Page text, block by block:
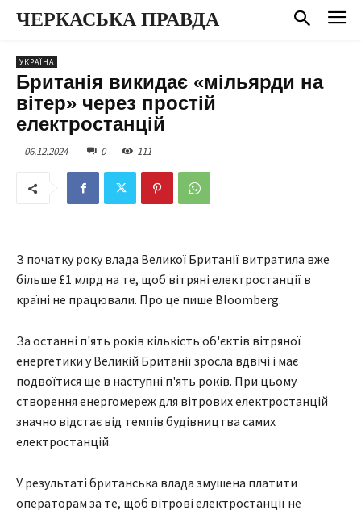
ЧЕРКАСЬКА ПРАВДА
УКРАЇНА
Британія викидає «мільярди на
вітер» через простій
електростанцій
06.12.2024 0 111
З початку року влада Великої Британії витратила вже
більше £1 млрд на те, щоб вітряні електростанції в
країні не працювали. Про це пише Bloomberg.
За останні п'ять років кількість об'єктів вітряної
енергетики у Великій Британії зросла вдвічі і має
подвоїтися ще в наступні п'ять років. При цьому
створення енергомереж для вітрових електростанцій
значно відстає від темпів будівництва самих
електростанцій.
У результаті британська влада змушена платити
операторам за те, щоб вітрові електростанції не